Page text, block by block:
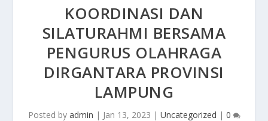
KOORDINASI DAN
SILATURAHMI BERSAMA
PENGURUS OLAHRAGA
DIRGANTARA PROVINSI
LAMPUNG
Posted by admin | Jan 13, 2023 | Uncategorized | 0